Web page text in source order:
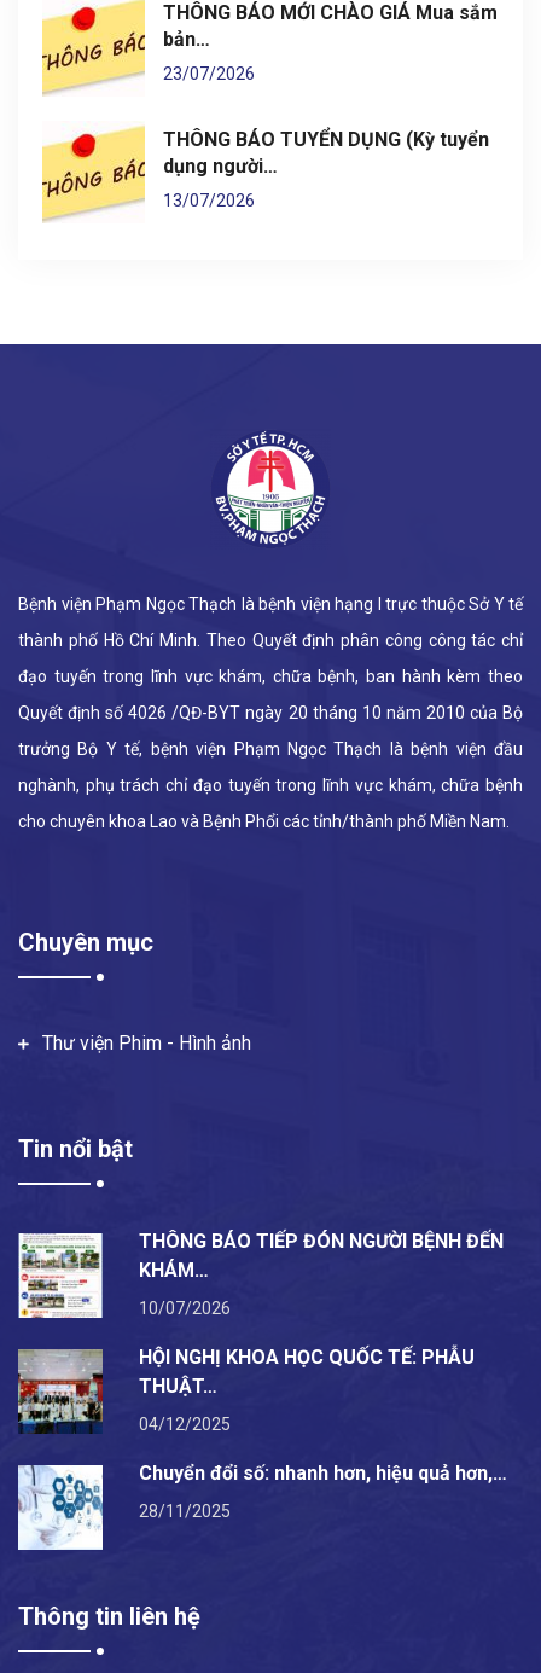
THÔNG BÁO MỚI CHÀO GIÁ Mua sắm
bản…
23/07/2026
THÔNG BÁO TUYỂN DỤNG (Kỳ tuyển
dụng người…
13/07/2026
Bệnh viện Phạm Ngọc Thạch là bệnh viện hạng I trực thuộc Sở Y tế
thành phố Hồ Chí Minh. Theo Quyết định phân công công tác chỉ
đạo tuyến trong lĩnh vực khám, chữa bệnh, ban hành kèm theo
Quyết định số 4026 /QĐ-BYT ngày 20 tháng 10 năm 2010 của Bộ
trưởng Bộ Y tế, bệnh viện Phạm Ngọc Thạch là bệnh viện đầu
nghành, phụ trách chỉ đạo tuyến trong lĩnh vực khám, chữa bệnh
cho chuyên khoa Lao và Bệnh Phổi các tỉnh/thành phố Miền Nam.
Chuyên mục
Thư viện Phim - Hình ảnh
Tin nổi bật
THÔNG BÁO TIẾP ĐÓN NGƯỜI BỆNH ĐẾN
KHÁM…
10/07/2026
HỘI NGHỊ KHOA HỌC QUỐC TẾ: PHẪU
THUẬT…
04/12/2025
Chuyển đổi số: nhanh hơn, hiệu quả hơn,…
28/11/2025
Thông tin liên hệ